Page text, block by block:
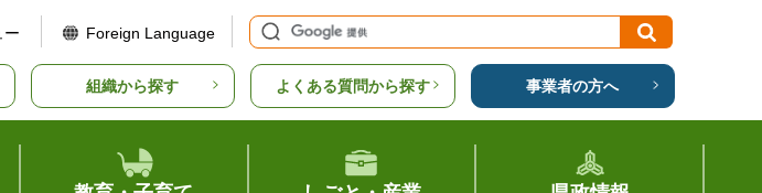
ー Foreign Language
組織から探す よくある質問から探す 事業者の方へ